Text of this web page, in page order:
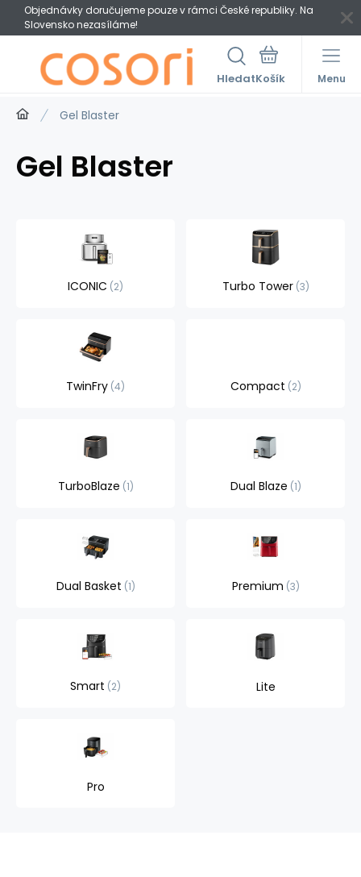
Objednávky doručujeme pouze v rámci České republiky. Na
Slovensko nezasíláme!
Hledat Menu
Gel Blaster
Gel Blaster
ICONIC 2 Turbo Tower 3
TwinFry 4 Compact 2
TurboBlaze 1 Dual Blaze 1
Dual Basket 1 Premium 3
Smart 2 Lite
Pro